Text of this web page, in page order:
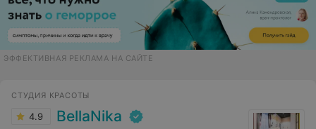
ЭФФЕКТИВНАЯ РЕКЛАМА НА САЙТЕ
СТУДИЯ КРАСОТЫ
4.9 BellaNika